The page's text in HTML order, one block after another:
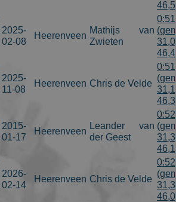
2025-
02-08
Heerenveen
Mathijs van
Zwieten
2025-
11-08
Heerenveen Chris de Velde
2015-
01-17
Heerenveen
Leander van
der Geest
2026-
02-14
Heerenveen Chris de Velde